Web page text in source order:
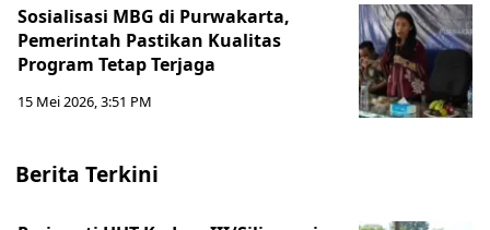
Sosialisasi MBG di Purwakarta,
Pemerintah Pastikan Kualitas
Program Tetap Terjaga
15 Mei 2026, 3:51 PM
Berita Terkini